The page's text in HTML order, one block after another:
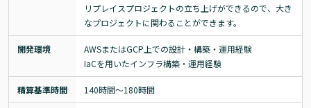
リプレイスプロジェクトの立ち上げができるので、大き
なプロジェクトに関わることができます。
開発環境
AWSまたはGCP上での設計・構築・運用経験
IaCを用いたインフラ構築・運用経験
精算基準時間 140時間〜180時間